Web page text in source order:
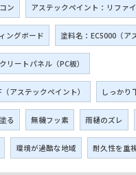
ン アステックペイント：リファ
ングボード 塗料名：EC5000（ア
リートパネル（PC板）
アステックペイント） しっかり
る 無機フッ素 雨樋のズレ
環境が過酷な地域 耐久性を重